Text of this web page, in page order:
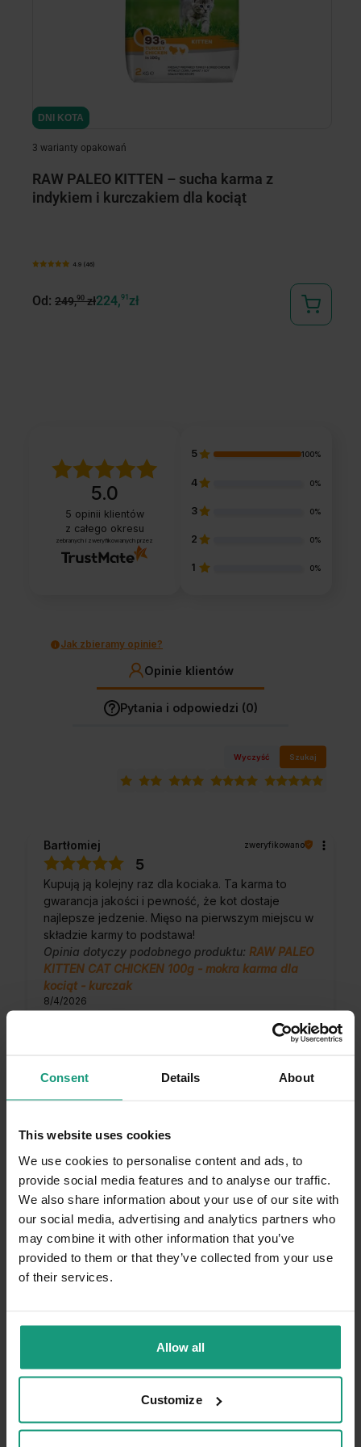
Consent Details About
This website uses cookies
We use cookies to personalise content and ads, to
provide social media features and to analyse our traffic.
We also share information about your use of our site with
our social media, advertising and analytics partners who
may combine it with other information that you’ve
provided to them or that they’ve collected from your use
of their services.
Allow all
Customize
DNI KOTA
DNI KOTA
3 warianty opakowań
RAW PALEO KITTEN – sucha karma z
indykiem i kurczakiem dla kociąt
4.9 (46)
Od: 249,90zł224,91 zł
5.0
5 opinii klientów
z całego okresu
zebranych i zweryfikowanych przez
5 100%
4 0%
3 0%
2 0%
1 0%
Jak zbieramy opinie?
Opinie klientów
Pytania i odpowiedzi (0)
Wyczyść Szukaj
Komentarz sklepu
doświadczeniem. Jesteśmy szczęśliwi, że
obsługa sklepu.
Bartłomiej zweryfikowano
5
Kupują ją kolejny raz dla kociaka. Ta karma to
gwarancja jakości i pewność, że kot dostaje
najlepsze jedzenie. Mięso na pierwszym miejscu w
składzie karmy to podstawa!
Opinia dotyczy podobnego produktu: RAW PALEO
KITTEN CAT CHICKEN 100g - mokra karma dla
kociąt - kurczak
8/4/2026
zakup przeszedł bezproblemowo, oraz, że
możemy zapewnić odpowiednią obsługę tak
5
Bezkonkurencyjna w karmieniu małych kotków.
Skład jest wzorowy, mogę polecić każdemu z
czystym sumieniem. Mam pewność, że mój kot
dostaje same odżywcze i bogate w białko
pożywienie. 💪❤️🔥
12/16/2025
5
Doskonała propozycja w żywieniu młodych kotów.
Dobry skład to podstawa a ten jest wręcz